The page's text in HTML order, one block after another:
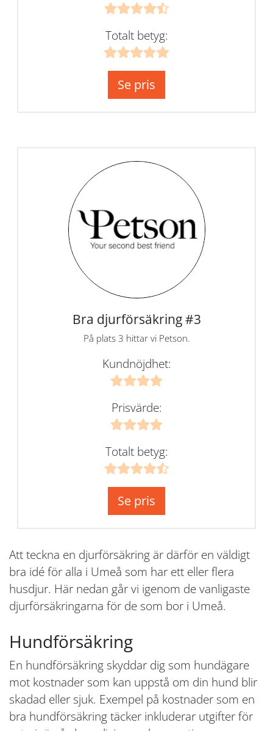
Totalt betyg:
Se pris
Bra djurförsäkring #3
På plats 3 hittar vi Petson.
Kundnöjdhet:
Prisvärde:
Totalt betyg:
Se pris
Att teckna en djurförsäkring är därför en väldigt
bra idé för alla i Umeå som har ett eller flera
husdjur. Här nedan går vi igenom de vanligaste
djurförsäkringarna för de som bor i Umeå.
Hundförsäkring
En hundförsäkring skyddar dig som hundägare
mot kostnader som kan uppstå om din hund blir
skadad eller sjuk. Exempel på kostnader som en
bra hundförsäkring täcker inkluderar utgifter för